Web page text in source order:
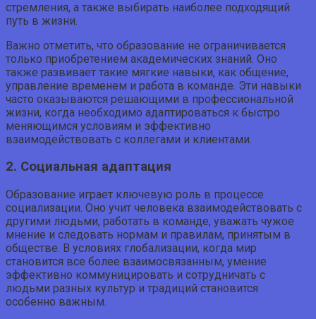
стремления, а также выбирать наиболее подходящий
путь в жизни.
Важно отметить, что образование не ограничивается
только приобретением академических знаний. Оно
также развивает такие мягкие навыки, как общение,
управление временем и работа в команде. Эти навыки
часто оказываются решающими в профессиональной
жизни, когда необходимо адаптироваться к быстро
меняющимся условиям и эффективно
взаимодействовать с коллегами и клиентами.
2. Социальная адаптация
Образование играет ключевую роль в процессе
социализации. Оно учит человека взаимодействовать с
другими людьми, работать в команде, уважать чужое
мнение и следовать нормам и правилам, принятым в
обществе. В условиях глобализации, когда мир
становится все более взаимосвязанным, умение
эффективно коммуницировать и сотрудничать с
людьми разных культур и традиций становится
особенно важным.